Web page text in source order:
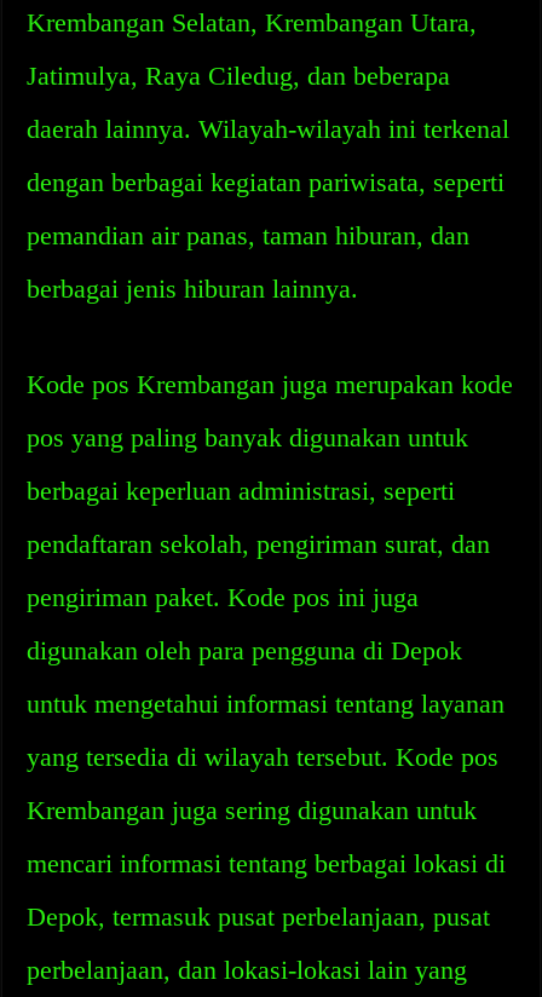
Krembangan Selatan, Krembangan Utara,
Jatimulya, Raya Ciledug, dan beberapa
daerah lainnya. Wilayah-wilayah ini terkenal
dengan berbagai kegiatan pariwisata, seperti
pemandian air panas, taman hiburan, dan
berbagai jenis hiburan lainnya.
Kode pos Krembangan juga merupakan kode
pos yang paling banyak digunakan untuk
berbagai keperluan administrasi, seperti
pendaftaran sekolah, pengiriman surat, dan
pengiriman paket. Kode pos ini juga
digunakan oleh para pengguna di Depok
untuk mengetahui informasi tentang layanan
yang tersedia di wilayah tersebut. Kode pos
Krembangan juga sering digunakan untuk
mencari informasi tentang berbagai lokasi di
Depok, termasuk pusat perbelanjaan, pusat
perbelanjaan, dan lokasi-lokasi lain yang